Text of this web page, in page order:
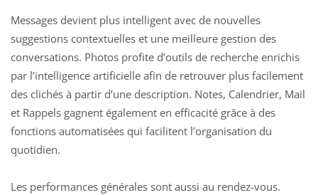
Messages devient plus intelligent avec de nouvelles
suggestions contextuelles et une meilleure gestion des
conversations. Photos profite d’outils de recherche enrichis
par l’intelligence artificielle afin de retrouver plus facilement
des clichés à partir d’une description. Notes, Calendrier, Mail
et Rappels gagnent également en efficacité grâce à des
fonctions automatisées qui facilitent l’organisation du
quotidien.
Les performances générales sont aussi au rendez-vous.